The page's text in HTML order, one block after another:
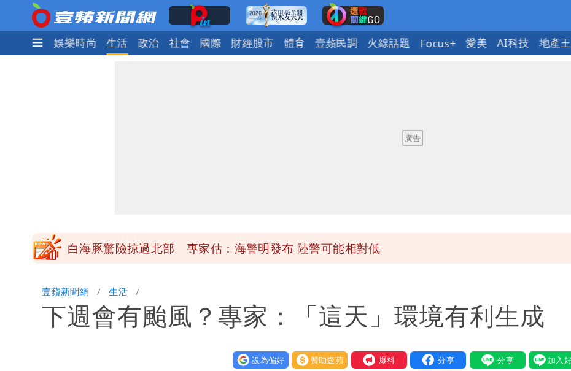
熱門 娛樂時尚 生活 政治 社會 國際 財經股市 體育 壹蘋民調 火線話題 Focus+ 愛美 AI科技 地產王
白海豚驚險掠過北部 專家估：海警明發布 陸警可能相對低
白海豚颱風逼近！鄭明典示警「恐遇黑潮變強」 路徑分歧藏警訊：不利強度維持
壹蘋新聞網 生活
下週會有颱風？專家：「這天」環境有利生成
設為偏好 贊助壹蘋 我要爆料